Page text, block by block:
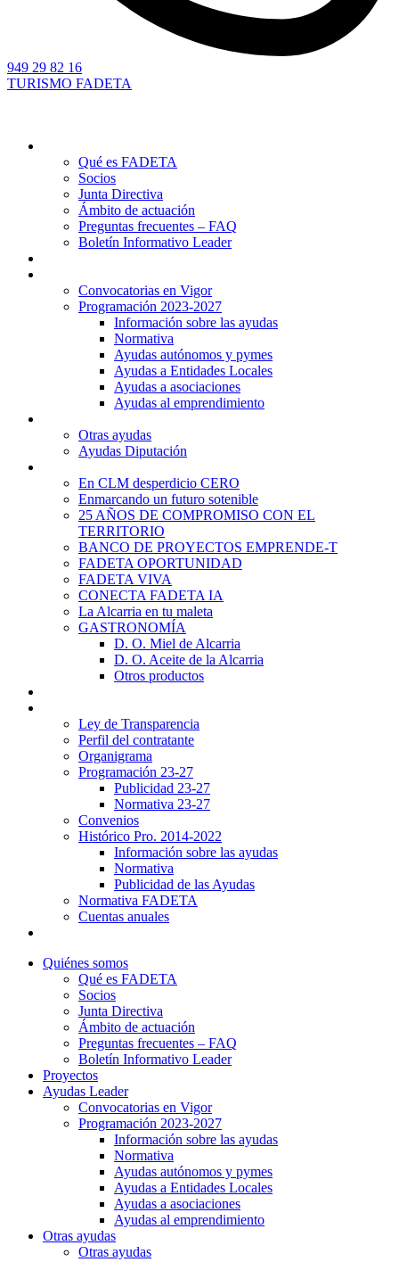
949 29 82 16
TURISMO FADETA
Qué es FADETA
Socios
Junta Directiva
Ámbito de actuación
Preguntas frecuentes – FAQ
Boletín Informativo Leader
Convocatorias en Vigor
Programación 2023-2027
Información sobre las ayudas
Normativa
Ayudas autónomos y pymes
Ayudas a Entidades Locales
Ayudas a asociaciones
Ayudas al emprendimiento
Otras ayudas
Ayudas Diputación
En CLM desperdicio CERO
Enmarcando un futuro sotenible
25 AÑOS DE COMPROMISO CON EL
TERRITORIO
BANCO DE PROYECTOS EMPRENDE-T
FADETA OPORTUNIDAD
FADETA VIVA
CONECTA FADETA IA
La Alcarria en tu maleta
GASTRONOMÍA
D. O. Miel de Alcarria
D. O. Aceite de la Alcarria
Otros productos
Ley de Transparencia
Perfil del contratante
Organigrama
Programación 23-27
Publicidad 23-27
Normativa 23-27
Convenios
Histórico Pro. 2014-2022
Información sobre las ayudas
Normativa
Publicidad de las Ayudas
Normativa FADETA
Cuentas anuales
Quiénes somos
Qué es FADETA
Socios
Junta Directiva
Ámbito de actuación
Preguntas frecuentes – FAQ
Boletín Informativo Leader
Proyectos
Ayudas Leader
Convocatorias en Vigor
Programación 2023-2027
Información sobre las ayudas
Normativa
Ayudas autónomos y pymes
Ayudas a Entidades Locales
Ayudas a asociaciones
Ayudas al emprendimiento
Otras ayudas
Otras ayudas